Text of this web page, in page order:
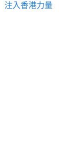
注入香港力量